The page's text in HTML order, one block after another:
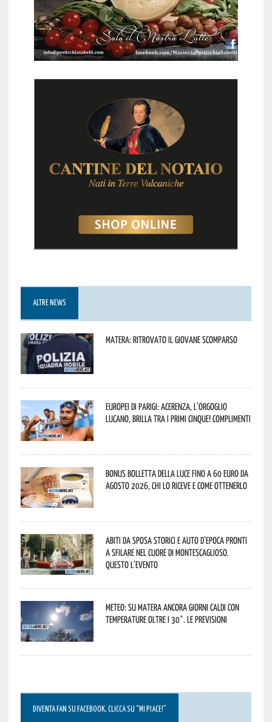
ALTRE NEWS
Matera: ritrovato il giovane scomparso
Europei di Parigi: Acerenza, l’orgoglio
lucano, brilla tra i primi cinque! Complimenti
Bonus bolletta della luce fino a 60 euro da
agosto 2026, chi lo riceve e come ottenerlo
Abiti da sposa storici e auto d’epoca pronti
a sfilare nel cuore di Montescaglioso.
Questo l’evento
Meteo: su Matera ancora giorni caldi con
temperature oltre i 30°. Le previsioni
DIVENTA FAN SU FACEBOOK, CLICCA SU “MI PIACE!”